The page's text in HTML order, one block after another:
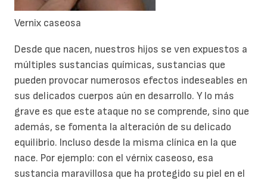
Vernix caseosa
Desde que nacen, nuestros hijos se ven expuestos a
múltiples sustancias químicas, sustancias que
pueden provocar numerosos efectos indeseables en
sus delicados cuerpos aún en desarrollo. Y lo más
grave es que este ataque no se comprende, sino que
además, se fomenta la alteración de su delicado
equilibrio. Incluso desde la misma clínica en la que
nace. Por ejemplo: con el vérnix caseoso, esa
sustancia maravillosa que ha protegido su piel en el